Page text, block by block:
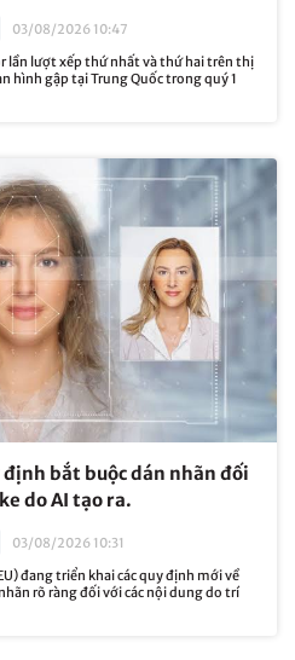
03/08/2026 10:47
lần lượt xếp thứ nhất và thứ hai trên thị
gập tại Trung Quốc trong quý 1
định bắt buộc dán nhãn đối
do AI tạo ra.
03/08/2026 10:31
đang triển khai các quy định mới về
rõ ràng đối với các nội dung do trí